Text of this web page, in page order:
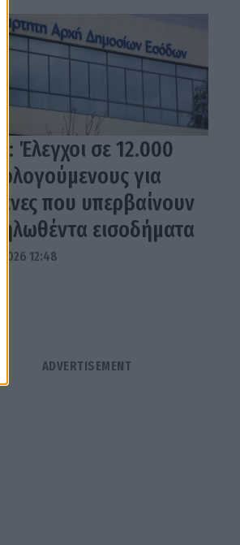
Έλεγχοι σε 12.000
για
που υπερβαίνουν
εισοδήματα
12:48